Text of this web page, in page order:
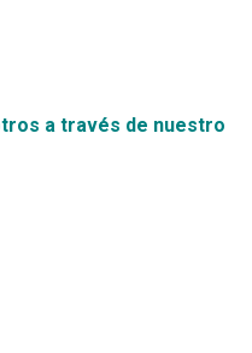
a través de nuestro